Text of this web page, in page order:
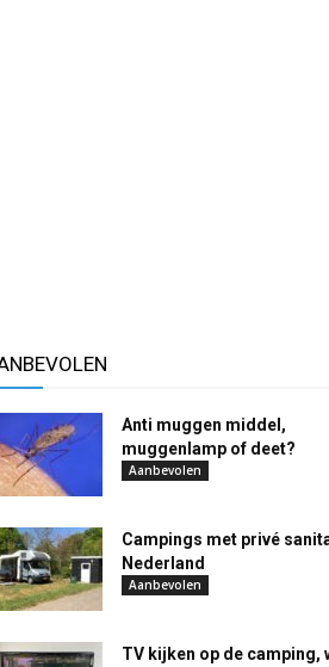
Anti muggen middel,
muggenlamp of deet?
Aanbevolen
Campings met privé
Nederland
Aanbevolen
TV kijken op de camping,